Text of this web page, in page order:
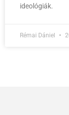
ideológiák.
Rémai Dániel